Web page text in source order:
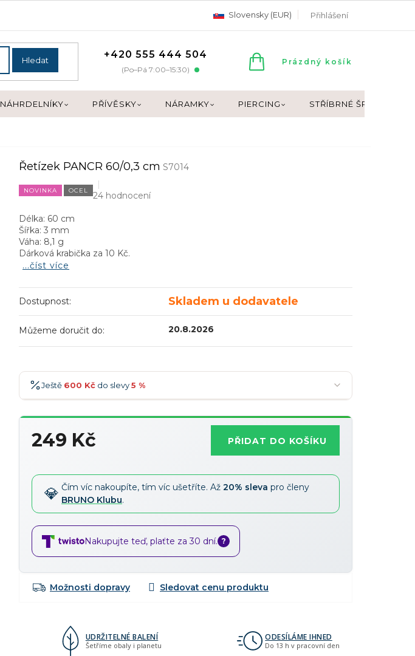
Slovensky (EUR) Přihlášení
Hledat +420 555 444 504
(Po–Pá 7:00–15:30)
NÁKUPNÍ
Prázdný košík
NÁHRDELNÍKY PŘÍVĚSKY NÁRAMKY PIERCING STŘÍBRNÉ ŠPERKY
Řetízek PANCR 60/0,3 cm S7014
NOVINKA OCEL 24 hodnocení
Délka: 60 cm
Šířka: 3 mm
Váha: 8,1 g
Dárková krabička za 10 Kč.
...číst více
Dostupnost: Skladem u dodavatele
Můžeme doručit do: 20.8.2026
Ještě 600 Kč do slevy5 %
900 Kč → -7 %
Nejoblíbenější
1 500 Kč -15 %
249 Kč PŘIDAT DO KOŠÍKU
Čím víc nakoupíte, tím víc ušetříte. Až 20% sleva pro členy
BRUNO Klubu.
Nakupujte teď, plaťte za 30 dní. ?
Možnosti dopravy
UDRŽITELNÉ BALENÍ
Šetříme obaly i planetu
ODESÍLÁME IHNED
Do 13 h v pracovní den